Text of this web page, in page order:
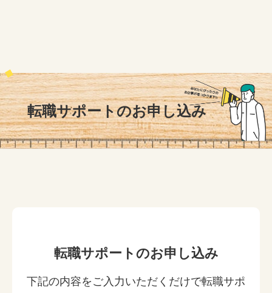
転職サポートのお申し込み
転職サポートのお申し込み
下記の内容をご入力いただくだけで転職サポ